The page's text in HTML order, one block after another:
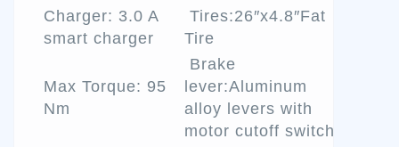
Charger: 3.0 A
smart charger
Tires:26″x4.8″Fat
Tire
Max Torque: 95
Nm
Brake
lever:Aluminum
alloy levers with
motor cutoff switch